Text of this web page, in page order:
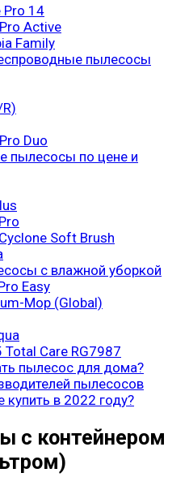
Pro 14
Active
Family
пылесосы
Duo
пылесосы по цене и
Soft Brush
с влажной уборкой
Easy
Mop (Global)
Care RG7987
пылесос для дома?
пылесосов
в 2022 году?
с контейнером